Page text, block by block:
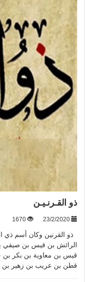
ذو القـرنـيـن
1670
ذو القرنين وكان أسم ذي
الرائش بن قيس بن صيفي
قيس بن معاوية بن بكر بن
قطن بن عريب بن زهير بن